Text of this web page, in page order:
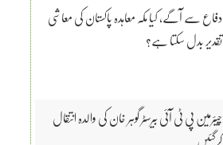
دفاع سے آگے، کیا مکہ معاہدہ پاکستان کی معاشی
تقدیر بدل سکتا ہے؟
چیئرمین پی ٹی آئی بیرسٹر گوہر خان کی والدہ انتقال